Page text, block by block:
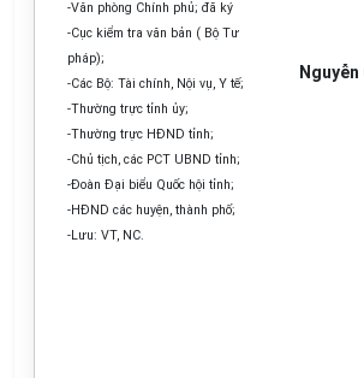
-Văn phòng Chính phủ; đã ký
-Cục kiểm tra văn bản ( Bộ Tư
pháp);
-Các Bộ: Tài chính, Nội vụ, Y tế;
-Thường trực tỉnh ủy;
-Thường trực HĐND tỉnh;
-Chủ tịch, các PCT UBND tỉnh;
-Đoàn Đại biểu Quốc hội tỉnh;
-HĐND các huyện, thành phố;
-Lưu: VT, NC.
Nguyễn